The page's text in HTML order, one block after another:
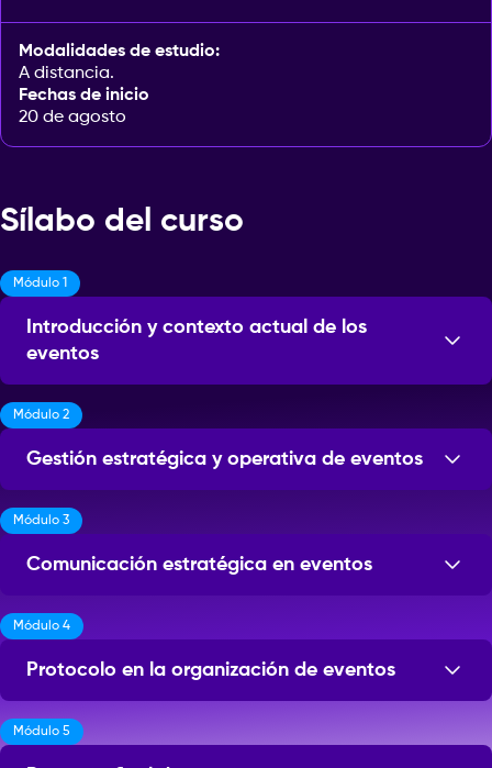
Modalidades de estudio:
A distancia.
Fechas de inicio
20 de agosto
Sílabo del curso
Módulo 1
Introducción y contexto actual de los
eventos
Sesiones: 4
Módulo 2
Gestión estratégica y operativa de eventos
Sesiones: 14
Módulo 3
Comunicación estratégica en eventos
Sesiones: 12
Módulo 4
Protocolo en la organización de eventos
Sesiones: 12
Módulo 5